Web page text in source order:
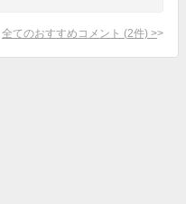
全てのおすすめコメント (2件) >